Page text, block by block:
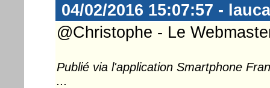
04/02/2016 15:07:57 - lauca
@Christophe - Le
Publié via l'application Smartphone
...